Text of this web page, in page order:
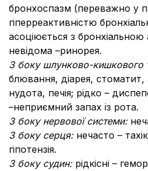
бронхоспазм (переважно у
гіперреактивністю
асоціюється з
невідома –ринорея.
З боку шлунково-кишкового
блювання, діарея, стоматит,
нудота, печія; рідко –
–неприємний запах із рота.
З боку нервової системи:
З боку серця: нечасто –
гіпотензія.
З боку судин: рідкісні –